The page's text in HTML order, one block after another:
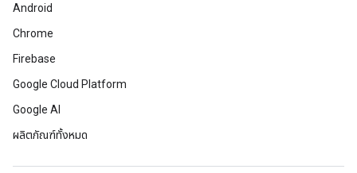
Android
Chrome
Firebase
Google Cloud Platform
Google AI
ผลิตภัณฑ์ทั้งหมด